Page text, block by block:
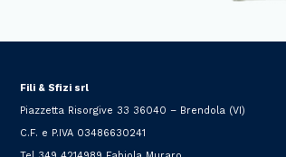
Fili & Sfizi srl
Piazzetta Risorgive 33 36040 – Brendola (VI)
C.F. e P.IVA 03486630241